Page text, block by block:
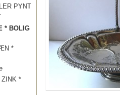
PYNT
* BOLIG
*
ZINK *